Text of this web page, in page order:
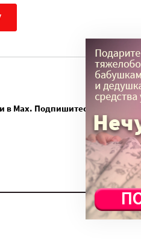
в Max. Подпишитесь